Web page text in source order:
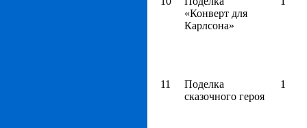
«Конверт для
Карлсона»
11
Поделка
сказочного героя
1